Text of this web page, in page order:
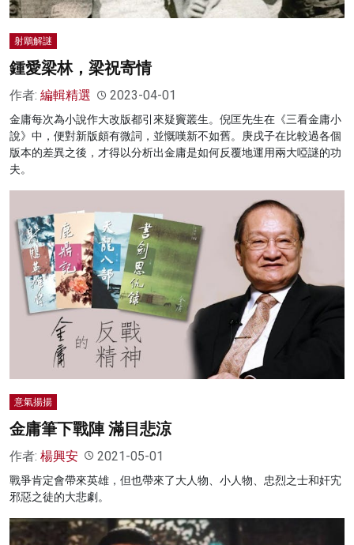
射鵰解謎
鍾愛梁林，梁祝寄情
作者: 編輯精選 2023-04-01
金庸每次為小說作大改版都引來疑竇叢生。倪匡先生在《三看金庸小
說》中，便對新版頗有微詞，並慨嘆新不如舊。庚戌子在比較過各個
版本的差異之後，才得以分析出金庸是如何反覆地運用兩大啞謎的功
夫。
意氣揚揚
金庸筆下戰陣 滿目悲涼
作者: 楊興安 2021-05-01
戰爭肯定會帶來英雄，但也帶來了大人物、小人物、忠烈之士和奸宄
邪惡之徒的大悲劇。